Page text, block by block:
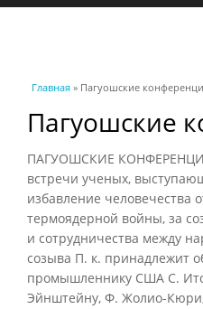
Вы здесь
Главная » Пагуошские
Пагуошские
ПАГУОШСКИЕ
встречи ученых,
избавление человечества
термоядерной войны, за
и сотрудничества между
созыва П. к. принадлежит
промышленнику США С.
Эйнштейну, Ф. Жолио-Кюри,